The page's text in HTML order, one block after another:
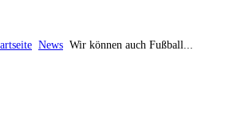
News Wir können auch Fußball...